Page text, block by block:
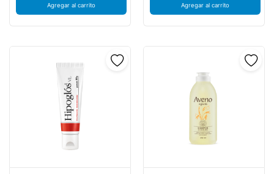
Agregar al carrito Agregar al carrito